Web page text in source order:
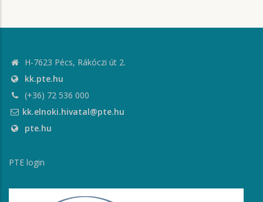
H-7623 Pécs, Rákóczi út 2.
kk.pte.hu
(+36) 72 536 000
kk.elnoki.hivatal@pte.hu
pte.hu
PTE login